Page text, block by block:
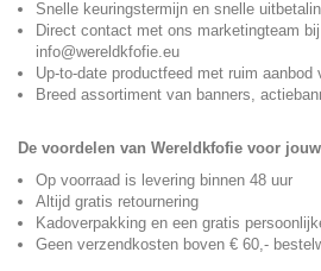
Snelle keuringstermijn en snelle
Direct contact met ons marketingteam
info@wereldkfofie.eu
Up-to-date productfeed met ruim aanbod
Breed assortiment van banners,
De voordelen van Wereldkfofie voor
Op voorraad is levering binnen 48 uur
Altijd gratis retournering
Kadoverpakking en een gratis
Geen verzendkosten boven € 60,-